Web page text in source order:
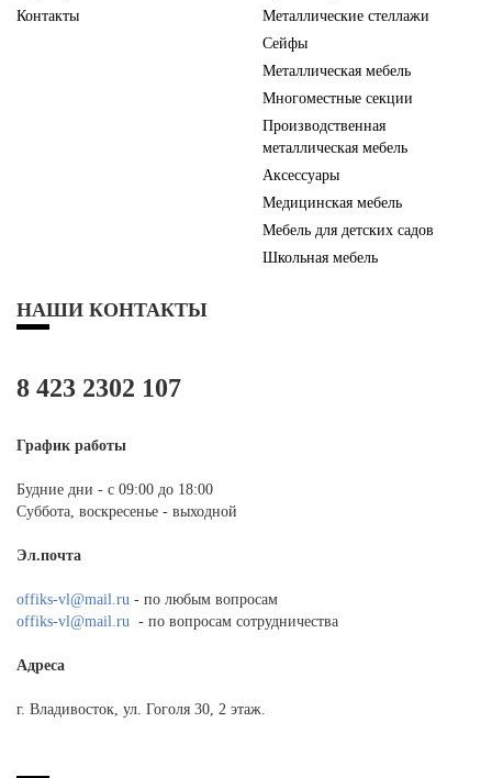
Контакты
Металлические стеллажи
Сейфы
Металлическая мебель
Многоместные секции
Производственная
металлическая мебель
Аксессуары
Медицинская мебель
Мебель для детских садов
Школьная мебель
НАШИ КОНТАКТЫ
8 423 2302 107
График работы
Будние дни - с 09:00 до 18:00
Суббота, воскресенье - выходной
Эл.почта
offiks-vl@mail.ru - по любым вопросам
offiks-vl@mail.ru - по вопросам сотрудничества
Адреса
г. Владивосток, ул. Гоголя 30, 2 этаж.